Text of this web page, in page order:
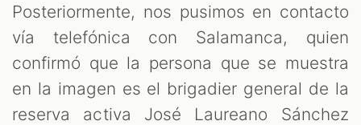
Posteriormente, nos pusimos en contacto
vía telefónica con Salamanca, quien
confirmó que la persona que se muestra
en la imagen es el brigadier general de la
reserva activa José Laureano Sánchez